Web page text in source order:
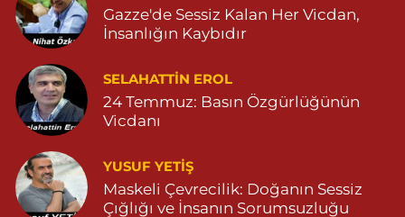
0 (482) 511 27 85 Yol Tarifi Al
YENİ MAHALLE HASTANE CADDESİ 3086 SOKAK NO:7 2
04825413333
0 (482) 541 33 33
Büşra Eczanesi
BAHÇEBAŞI MAHALLESİ 1 MAYIS BULVARI NO:21 BAHÇEBAŞI
SAĞLIK OCAĞI YANI 04823812379
Gazze'de Sessiz Kalan Her Vicdan,
İnsanlığın Kaybıdır
SELAHATTIN EROL
24 Temmuz: Basın Özgürlüğünün
Vicdanı
YUSUF YETİŞ
Maskeli Çevrecilik: Doğanın Sessiz
Çığlığı ve İnsanın Sorumsuzluğu